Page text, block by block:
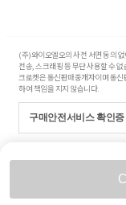
(주)와이오엘오의 사전 서면 동의
전송, 스크래핑 등 무단 사용할 수 없
크로켓은 통신판매중개자이며 통
하여 책임을 지지 않습니다.
구매안전서비스 확인증